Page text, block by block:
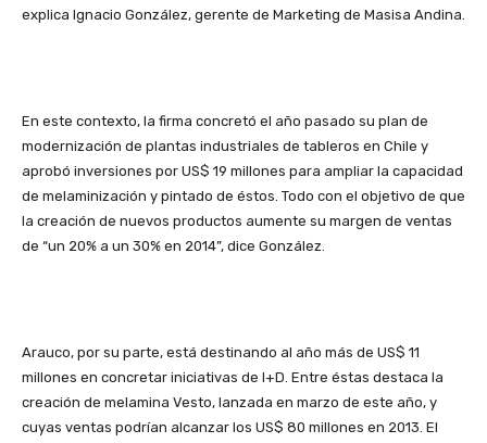
explica Ignacio González, gerente de Marketing de Masisa Andina.
En este contexto, la firma concretó el año pasado su plan de
modernización de plantas industriales de tableros en Chile y
aprobó inversiones por US$ 19 millones para ampliar la capacidad
de melaminización y pintado de éstos. Todo con el objetivo de que
la creación de nuevos productos aumente su margen de ventas
de “un 20% a un 30% en 2014”, dice González.
Arauco, por su parte, está destinando al año más de US$ 11
millones en concretar iniciativas de I+D. Entre éstas destaca la
creación de melamina Vesto, lanzada en marzo de este año, y
cuyas ventas podrían alcanzar los US$ 80 millones en 2013. El